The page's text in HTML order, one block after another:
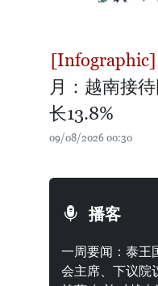
月：越南接
长13.8%
09/08/2026 00:30
播客
一周要闻：泰王
会主席、下议院